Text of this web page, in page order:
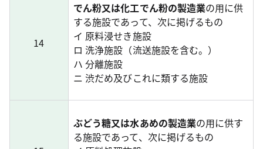
14
でん粉又は化工でん粉の製造業の用に供
する施設であって、次に掲げるもの
イ 原料浸せき施設
ロ 洗浄施設（流送施設を含む。）
ハ 分離施設
ニ 渋だめ及びこれに類する施設
ぶどう糖又は水あめの製造業の用に供す
る施設であって、次に掲げるもの